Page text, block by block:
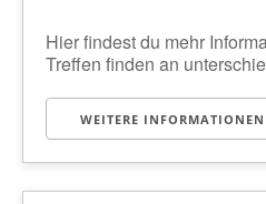
Hier findest du mehr
Treffen finden an
WEITERE INFORMATIONEN